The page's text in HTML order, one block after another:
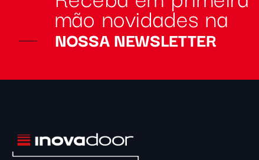
mão novidades na
NOSSA NEWSLETTER